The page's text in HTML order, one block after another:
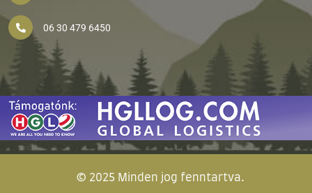
06 30 479 6450
© 2025 Minden jog fenntartva.